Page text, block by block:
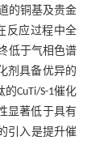
的铜基及贵金
反应过程中全
低于气相色谱
剂具备优异的
CuTi/S-1催化
显著低于具有
引入是提升催